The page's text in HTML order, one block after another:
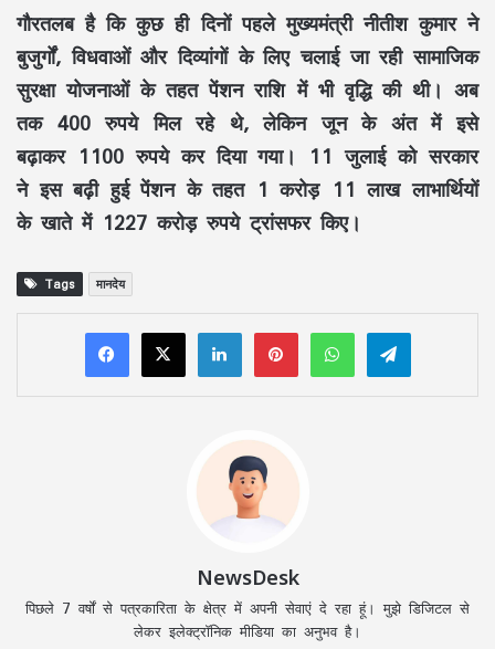
गौरतलब है कि कुछ ही दिनों पहले मुख्यमंत्री नीतीश कुमार ने
बुजुर्गों, विधवाओं और दिव्यांगों के लिए चलाई जा रही सामाजिक
सुरक्षा योजनाओं के तहत पेंशन राशि में भी वृद्धि की थी। अब
तक 400 रुपये मिल रहे थे, लेकिन जून के अंत में इसे
बढ़ाकर 1100 रुपये कर दिया गया। 11 जुलाई को सरकार
ने इस बढ़ी हुई पेंशन के तहत 1 करोड़ 11 लाख लाभार्थियों
के खाते में 1227 करोड़ रुपये ट्रांसफर किए।
Tags मानदेय
LinkedInPinterestWhatsAppTelegram
NewsDesk
पिछले 7 वर्षों से पत्रकारिता के क्षेत्र में अपनी सेवाएं दे रहा हूं। मुझे डिजिटल से
लेकर इलेक्ट्रॉनिक मीडिया का अनुभव है।